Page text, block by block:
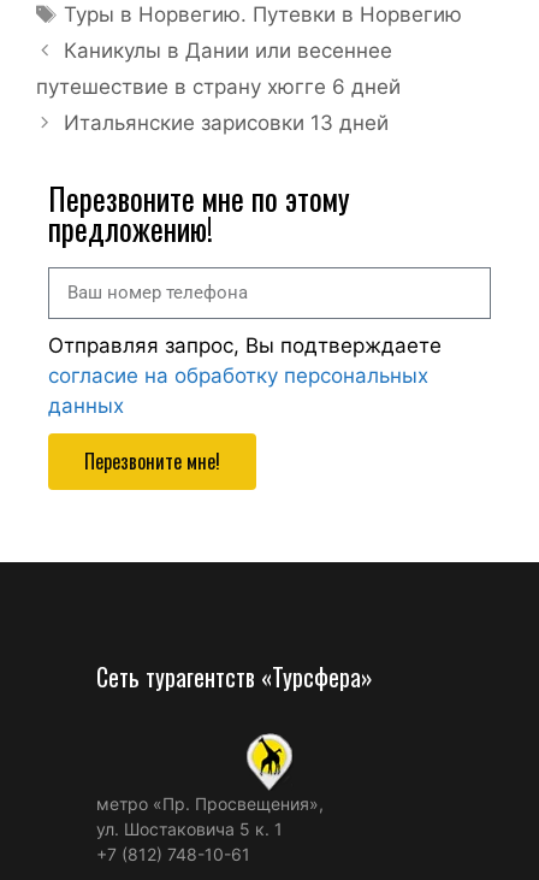
Туры в Норвегию. Путевки в Норвегию
Каникулы в Дании или весеннее
путешествие в страну хюгге 6 дней
Итальянские зарисовки 13 дней
Перезвоните мне по этому
предложению!
Отправляя запрос, Вы подтверждаете
согласие на обработку персональных
данных
Перезвоните мне!
Сеть турагентств «Турсфера»
метро «Пр. Просвещения»,
ул. Шостаковича 5 к. 1
+7 (812) 748-10-61